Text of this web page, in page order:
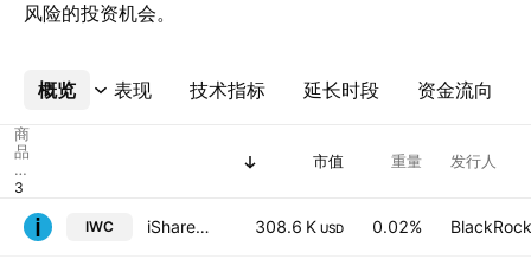
风险的投资机会。
概览 表现 技术指标 延长时段 资金流向
更多
商
品
代
码
市值 重量 发行人
IWC iShares Micro-Cap ETF 308.6 K USD 0.02%